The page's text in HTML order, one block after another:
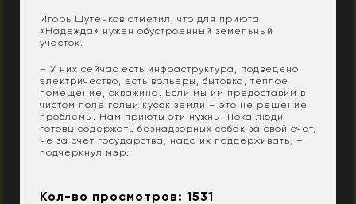
Игорь Шутенков отметил, что для приюта
«Надежда» нужен обустроенный земельный
участок.
– У них сейчас есть инфраструктура, подведено
электричество, есть вольеры, бытовка, теплое
помещение, скважина. Если мы им предоставим в
чистом поле голый кусок земли – это не решение
проблемы. Нам приюты эти нужны. Пока люди
готовы содержать безнадзорных собак за свой счет,
не за счет государства, надо их поддерживать, –
подчеркнул мэр.
Кол-во просмотров: 1531